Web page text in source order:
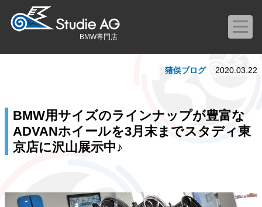
BMW専門店
BMW用サイズのラインナップが豊富な
ADVANホイールを3月末までスタディ東
京店に沢山展示中♪
猪俣ブログ 2020.03.22